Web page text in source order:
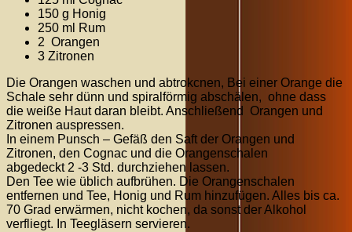
150 g Honig
250 ml Rum
2 Orangen
3 Zitronen
Die Orangen waschen und abtrokcnen, Bei einer Orange die
Schale sehr dünn und spiralförmig abschälen, ohne dass
die weiße Haut daran bleibt. Anschließend Orangen und
Zitronen auspressen.
In einem Punsch – Gefäß den Saft der Orangen und
Zitronen, den Cognac und die Orangenschalen
abgedeckt 2 -3 Std. durchziehen lassen.
Den Tee wie üblich aufbrühen. Die Orangenschalen
entfernen und Tee, Honig und Rum hinzufügen. Alles bis ca.
70 Grad erwärmen, nicht kochen, da sonst der Alkohol
verfliegt. In Teegläsern servieren.